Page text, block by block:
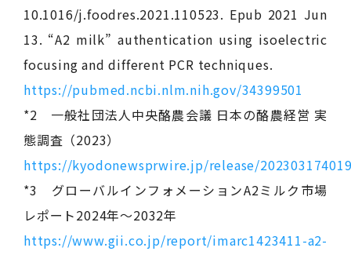
10.1016/j.foodres.2021.110523. Epub 2021 Jun
13. “A2 milk” authentication using isoelectric
focusing and different PCR techniques.
https://pubmed.ncbi.nlm.nih.gov/34399501
*2 一般社団法人中央酪農会議 日本の酪農経営 実
態調査（2023）
https://kyodonewsprwire.jp/release/
*3 グローバルインフォメーションA2ミルク市場
レポート2024年～2032年
https://www.gii.co.jp/report/imarc1423411-a2-